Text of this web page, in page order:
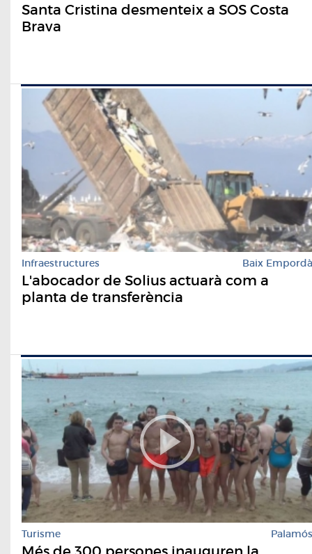
Santa Cristina desmenteix a SOS Costa
Brava
Infraestructures Baix Empordà
L'abocador de Solius actuarà com a
planta de transferència
Turisme Palamós